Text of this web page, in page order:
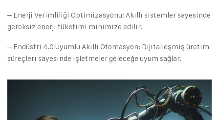
– Enerji Verimliliği Optimizasyonu: Akıllı sistemler sayesinde
gereksiz enerji tüketimi minimize edilir.
– Endüstri 4.0 Uyumlu Akıllı Otomasyon: Dijitalleşmiş üretim
süreçleri sayesinde işletmeler geleceğe uyum sağlar.